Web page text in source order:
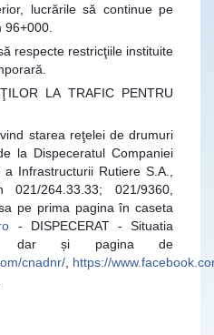
lucrările să continue pe
respecte restricţiile instituite
LA TRAFIC PENTRU
starea reţelei de drumuri
la Dispeceratul Companiei
Infrastructurii Rutiere S.A.,
264.33.33; 021/9360,
pe prima pagina în caseta
- DISPECERAT - Situatia
dar și pagina de
cnadnr/ https://